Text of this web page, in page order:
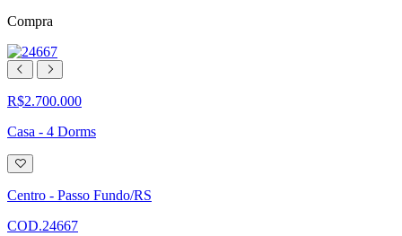
Compra
R$2.700.000
Casa - 4 Dorms
Adicionar
à
lista
de
Centro - Passo Fundo/RS
COD.24667